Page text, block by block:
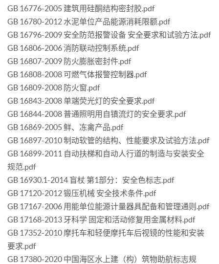
GB 16776-2005 建筑用硅酮结构密封胶.pdf
GB 16780-2012 水泥单位产品能源消耗限额.pdf
GB 16796-2009 安全防范报警设备 安全要求和试验方法.pdf
GB 16806-2006 消防联动控制系统.pdf
GB 16807-2009 防火膨胀密封件.pdf
GB 16808-2008 可燃气体报警控制器.pdf
GB 16809-2008 防火窗.pdf
GB 16843-2008 单端荧光灯的安全要求.pdf
GB 16844-2008 普通照明用自镇流灯的安全要求.pdf
GB 16869-2005 鲜、冻禽产品.pdf
GB 16897-2010 制动软管的结构、性能要求及试验方法.pdf
GB 16899-2011 自动扶梯和自动人行道的制造与安装安全
规范.pdf
GB 16930.1-2014 盲杖 第1部分：安全色标志.pdf
GB 17120-2012 锻压机械 安全技术条件.pdf
GB 17167-2006 用能单位能源计量器具配备和管理通则.pdf
GB 17168-2013 牙科学 固定和活动修复用金属材料.pdf
GB 17352-2010 摩托车和轻便摩托车后视镜的性能和安装
要求.pdf
GB 17380-2020 中国海区水上建（构）筑物助航标志规